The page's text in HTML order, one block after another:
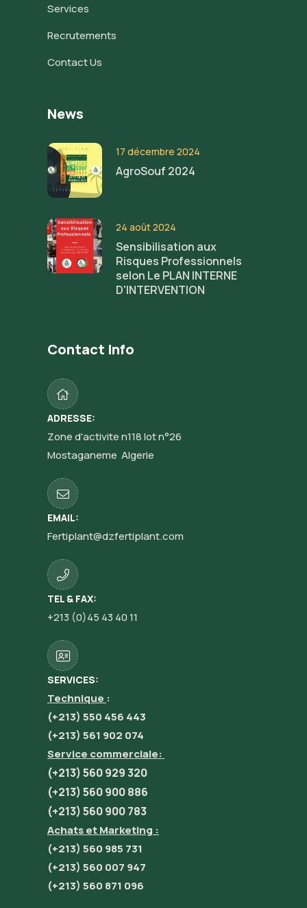
Services
Recrutements
Contact Us
News
17 décembre 2024
AgroSouf 2024
24 août 2024
Sensibilisation aux
Risques Professionnels
selon Le PLAN INTERNE
D'INTERVENTION
Contact Info
ADRESSE:
Zone d'activite n118 lot n°26
Mostaganeme Algerie
EMAIL:
Fertiplant@dzfertiplant.com
TEL & FAX:
+213 (0)45 43 40 11
SERVICES:
Technique :
(+213) 550 456 443
(+213) 561 902 074
Service commerciale:
(+213) 560 929 320
(+213) 560 900 886
(+213) 560 900 783
Achats et Marketing :
(+213) 560 985 731
(+213) 560 007 947
(+213) 560 871 096